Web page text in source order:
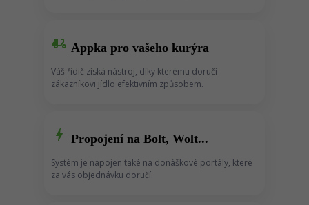
moped Appka pro vašeho kurýra
Váš řidič získá nástroj, díky kterému doručí
zákazníkovi jídlo efektivním způsobem.
bolt Propojení na Bolt, Wolt...
Systém je napojen také na donáškové portály, které
za vás objednávku doručí.